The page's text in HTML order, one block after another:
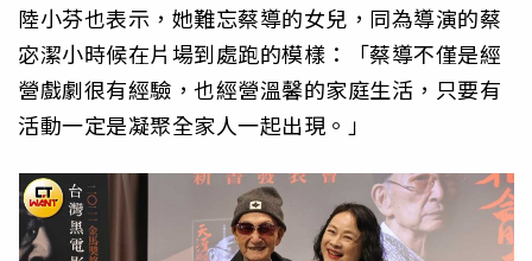
陸小芬也表示，她難忘蔡導的女兒，同為導演的蔡
宓潔小時候在片場到處跑的模樣：「蔡導不僅是經
營戲劇很有經驗，也經營溫馨的家庭生活，只要有
活動一定是凝聚全家人一起出現。」